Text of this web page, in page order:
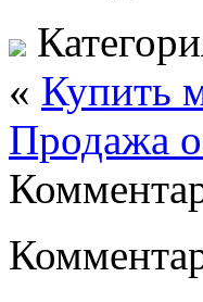
« Купить
Продажа